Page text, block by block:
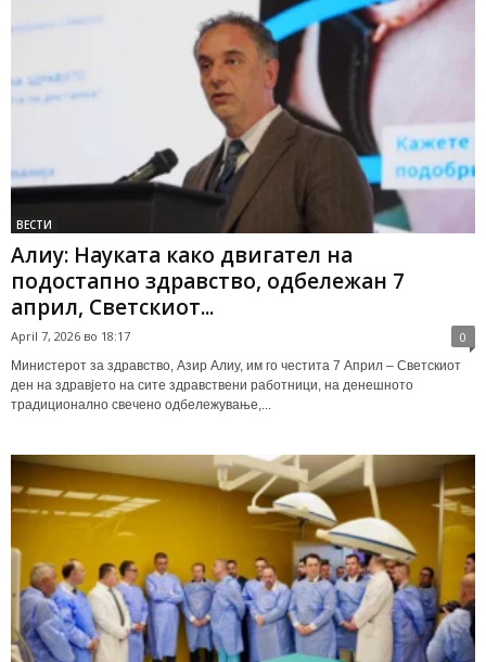
ВЕСТИ
Алиу: Науката како двигател на
подостапно здравство, одбележан 7
април, Светскиот...
April 7, 2026 во 18:17 0
Министерот за здравство, Азир Алиу, им го честита 7 Април – Светскиот
ден на здравјето на сите здравствени работници, на денешното
традиционално свечено одбележување,...